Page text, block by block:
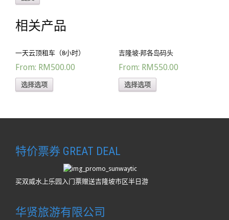
相关产品
一天云顶租车（8小时）
From: RM500.00
选择选项
吉隆坡-邦各岛码头
From: RM550.00
选择选项
特价票券 GREAT DEAL
买双威水上乐园入门票赠送吉隆坡市区半日游
华贤旅游有限公司